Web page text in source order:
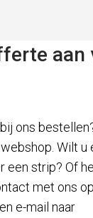
aan
ons
Wilt u
een strip? Of
met ons
e-mail naar